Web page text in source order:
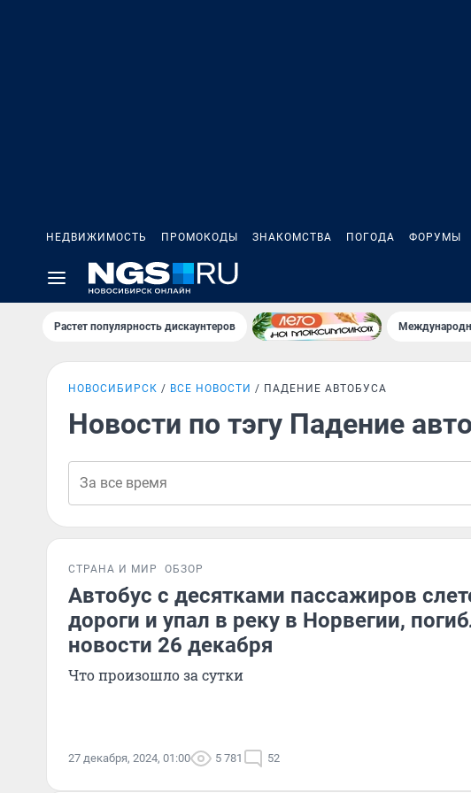
НЕДВИЖИМОСТЬ ПРОМОКОДЫ ЗНАКОМСТВА ПОГОДА ФОРУМЫ
Растет популярность дискаунтеров
НОВОСИБИРСК ВСЕ НОВОСТИ ПАДЕНИЕ АВТОБУСА
Новости по тэгу Падение
СТРАНА И МИР ОБЗОР
Автобус с десятками пассажиров
дороги и упал в реку в Норвегии,
новости 26 декабря
Что произошло за сутки
27 декабря, 2024, 01:00 5 781 52